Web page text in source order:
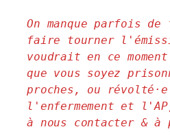
On manque parfois
faire tourner
voudrait en ce
que vous soyez
proches, ou
l'enfermement et
à nous contacter & à